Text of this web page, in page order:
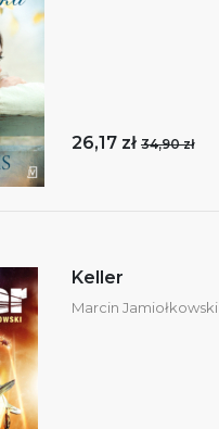
26,17 zł 34,90 zł
Keller
Marcin Jamiołkowski